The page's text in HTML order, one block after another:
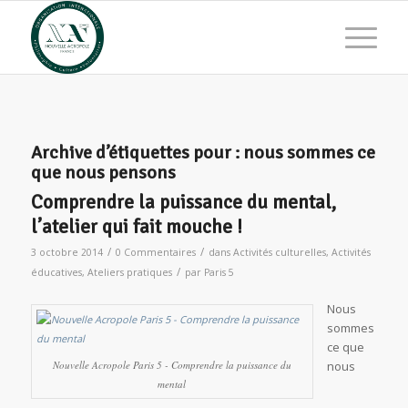
Archive d’étiquettes pour : nous sommes ce
que nous pensons
Comprendre la puissance du mental,
l’atelier qui fait mouche !
3 octobre 2014 / 0 Commentaires / dans Activités culturelles, Activités
éducatives, Ateliers pratiques / par Paris 5
Nouvelle Acropole Paris 5 - Comprendre la puissance du
mental
Nous
sommes
ce que
nous